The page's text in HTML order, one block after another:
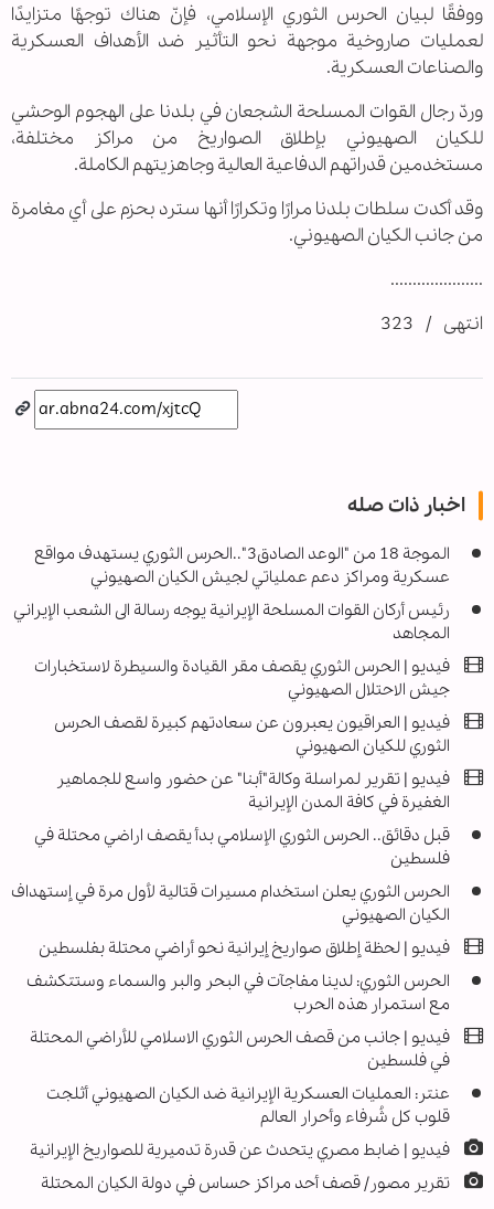
ووفقًا لبيان الحرس الثوري الإسلامي، فإنّ هناك توجهًا متزايدًا
لعمليات صاروخية موجهة نحو التأثير ضد الأهداف العسكرية
والصناعات العسكرية.
وردّ رجال القوات المسلحة الشجعان في بلدنا على الهجوم الوحشي
للكيان الصهيوني بإطلاق الصواريخ من مراكز مختلفة،
مستخدمين قدراتهم الدفاعية العالية وجاهزيتهم الكاملة.
وقد أكدت سلطات بلدنا مرارًا وتكرارًا أنها سترد بحزم على أي مغامرة
من جانب الكيان الصهيوني.
.....................
انتهى / 323
اخبار ذات صله
الموجة 18 من "الوعد الصادق3"..الحرس الثوري يستهدف مواقع
عسكرية ومراكز دعم عملياتي لجيش الكيان الصهيوني
رئيس أركان القوات المسلحة الإيرانية يوجه رسالة الى الشعب الإيراني
المجاهد
فيديو | الحرس الثوري يقصف مقر القيادة والسيطرة لاستخبارات
جيش الاحتلال الصهيوني
فيديو | العراقيون يعبرون عن سعادتهم كبيرة لقصف الحرس
الثوري للكيان الصهيوني
فيديو | تقریر لمراسلة وكالة"أبنا" عن حضور واسع للجماهير
الغفيرة في كافة المدن الإيرانية
قبل دقائق.. الحرس الثوري الإسلامي بدأ يقصف اراضي محتلة في
فلسطين
الحرس الثوري يعلن استخدام مسيرات قتالية لأول مرة في إستهداف
الكيان الصهيوني
فيديو | لحظة إطلاق صواريخ إيرانية نحو أراضي محتلة بفلسطين
الحرس الثوري: لدينا مفاجآت في البحر والبر والسماء وستتكشف
مع استمرار هذه الحرب
فيديو | جانب من قصف الحرس الثوري الاسلامي للأراضي المحتلة
في فلسطين
عنتر: العمليات العسكرية الإيرانية ضد الكيان الصهيوني أثلجت
قلوب كل شُرفاء وأحرار العالم
فيديو | ضابط مصري يتحدث عن قدرة تدميرية للصواريخ الإيرانية
تقرير مصور/ قصف أحد مراكز حساس في دولة الكيان المحتلة